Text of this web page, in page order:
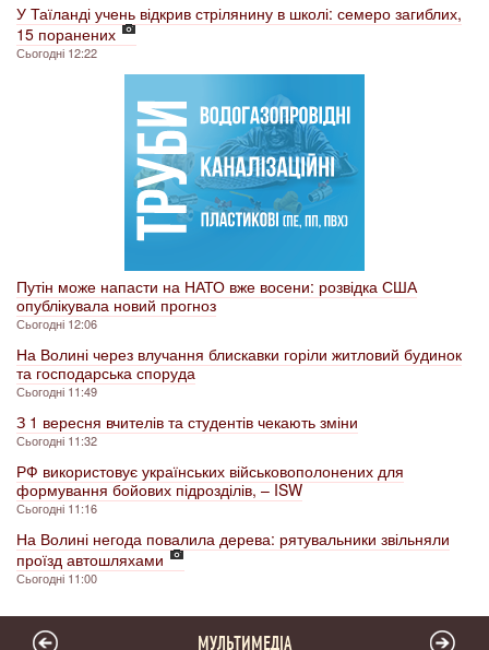
У Таїланді учень відкрив стрілянину в школі: семеро загиблих,
15 поранених
Сьогодні 12:22
Путін може напасти на НАТО вже восени: розвідка США
опублікувала новий прогноз
Сьогодні 12:06
На Волині через влучання блискавки горіли житловий будинок
та господарська споруда
Сьогодні 11:49
З 1 вересня вчителів та студентів чекають зміни
Сьогодні 11:32
РФ використовує українських військовополонених для
формування бойових підрозділів, – ISW
Сьогодні 11:16
На Волині негода повалила дерева: рятувальники звільняли
проїзд автошляхами
Сьогодні 11:00
МУЛЬТИМЕДІА